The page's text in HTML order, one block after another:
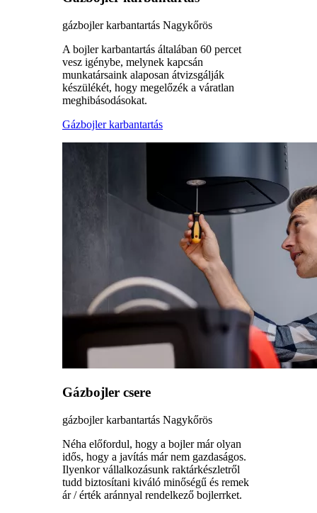
gázbojler karbantartás Nagykőrös
A bojler karbantartás általában 60 percet
vesz igénybe, melynek kapcsán
munkatársaink alaposan átvizsgálják
készülékét, hogy megelőzék a váratlan
meghibásodásokat.
Gázbojler karbantartás
Gázbojler csere
gázbojler karbantartás Nagykőrös
Néha előfordul, hogy a bojler már olyan
idős, hogy a javítás már nem gazdaságos.
Ilyenkor vállalkozásunk raktárkészletről
tudd biztosítani kiváló minőségű és remek
ár / érték aránnyal rendelkező bojlerrket.